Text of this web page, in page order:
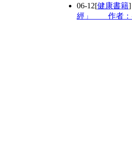
06-12[健康書籍
經」 作者：